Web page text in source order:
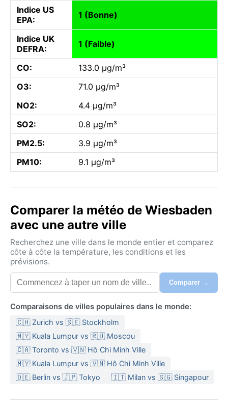
Indice US
EPA:
1 (Bonne)
Indice UK
DEFRA:
1 (Faible)
CO:
133.0 µg/m³
O3:
71.0 µg/m³
NO2:
4.4 µg/m³
SO2:
0.8 µg/m³
PM2.5:
3.9 µg/m³
PM10:
9.1 µg/m³
Comparer la météo de Wiesbaden
avec une autre ville
Recherchez une ville dans le monde entier et comparez
côte à côte la température, les conditions et les
prévisions.
Comparer →
Comparaisons de villes populaires dans le monde:
🇨🇭 Zurich vs 🇸🇪 Stockholm
🇲🇾 Kuala Lumpur vs 🇷🇺 Moscou
🇨🇦 Toronto vs 🇻🇳 Hô Chi Minh Ville
🇲🇾 Kuala Lumpur vs 🇻🇳 Hô Chi Minh Ville
🇩🇪 Berlin vs 🇯🇵 Tokyo
🇮🇹 Milan vs 🇸🇬 Singapour